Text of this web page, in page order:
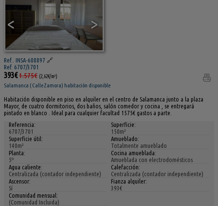
< >
Ref.. INSA-608897 🔗
Ref. 6707/3701
393€1.575€ (2,62€/m²)
Salamanca ( Calle Zamora) habitación disponible
Habitación disponible en piso en alquiler en el centro de Salamanca junto a la plaza
Mayor, de cuatro dormitorios, dos baños, salón comedor y cocina , se entregará
pintado en blanco . Ideal para cualquier facultad 1575€ gastos a parte.
Referencia:
6707/3701
Superficie:
150m²
Superficie útil:
140m²
Amueblado:
Totalmente amueblado
Planta:
5º
Cocina amueblada:
Amueblada con electrodomésticos
Agua caliente:
Centralizada (contador independiente)
Calefacción:
Centralizada (contador independiente)
Ascensor:
Sí
Fianza alquiler:
393€
Comunidad mensual:
(Comunidad Incluida)